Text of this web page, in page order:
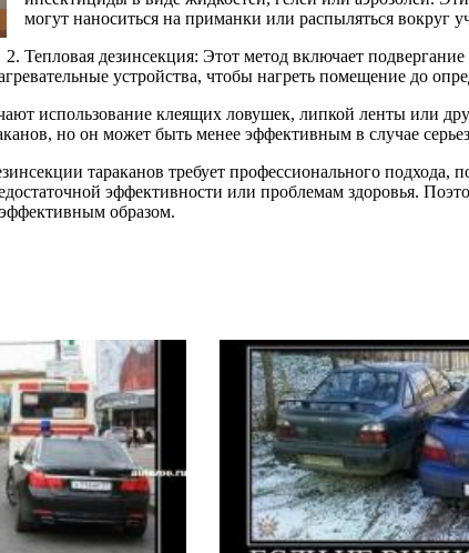
могут наноситься на приманки или распыляться вокруг
Тепловая дезинсекция: Этот метод включает
устройства, чтобы нагреть помещение до
использование клеящих ловушек, липкой ленты или
но он может быть менее эффективным в случае
тараканов требует профессионального
эффективности или проблемам здоровья.
образом.